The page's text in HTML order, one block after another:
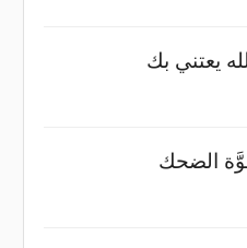
يعتني بك
الضحك